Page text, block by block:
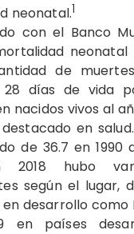
neonatal.1
con el Banco
neonatal
de
28 días de vida
nacidos vivos al
en
de 36.7 en 1990
2018 hubo
según el lugar,
desarrollo como
en países